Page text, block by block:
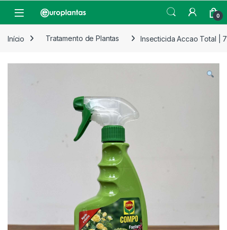
Open 0
Início Tratamento de Plantas Insecticida Accao Total |